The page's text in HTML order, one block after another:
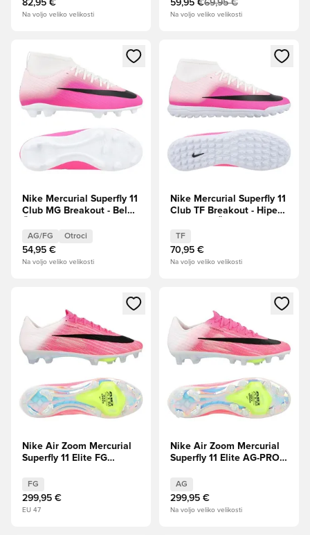
82,95 €
Na voljo veliko velikosti
59,95 €69,95 €
Na voljo veliko velikosti
Odpre Modal za prijavo ali vpis kot član
Nike Mercurial Superfly 11
Club MG Breakout - Bela/
AG/FG Otroci
54,95 €
Na voljo veliko velikosti
Odpre Modal za prijavo ali
Nike Mercurial Superfly 11
Club TF Breakout - Hiper
TF
70,95 €
Na voljo veliko velikosti
Odpre Modal za prijavo ali vpis kot član
Nike Air Zoom Mercurial
Superfly 11 Elite FG
Črna
FG
299,95 €
EU 47
Odpre Modal za prijavo ali
Nike Air Zoom Mercurial
Superfly 11 Elite AG-PRO
Črna
AG
299,95 €
Na voljo veliko velikosti